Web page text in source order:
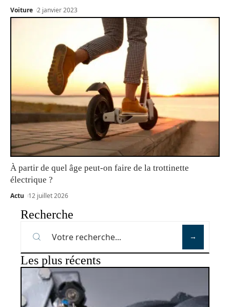
Voiture 2 janvier 2023
À partir de quel âge peut-on faire de la trottinette
électrique ?
Actu 12 juillet 2026
Recherche
Les plus récents